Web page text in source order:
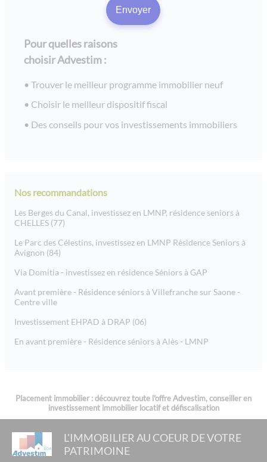
Pour quelles raisons
choisir Advestim :
Trouver le meilleur programme immobilier neuf
Choisir le meilleur dispositif fiscal
Des conseils pour vos investissements immobiliers
Nos recommandations
Les Berges du Canal, investissez en LMNP, résidence seniors à
CHELLES (77)
Le Parc des Célestins, investissez en LMNP Résidence Seniors à
Avignon (84)
Via Domitia - investissez en résidence Séniors à GAP
Avant première - Résidence séniors à Villefranche sur Saone -
Centre ville
Investissement EHPAD à DRAP (06)
En avant première - Résidence séniors à Alès - LMNP
Placement immobilier : découvrez toute l'offre Advestim, conseiller en
investissement immobilier locatif et défiscalisation
L'IMMOBILIER AU COEUR DE VOTRE
PATRIMOINE